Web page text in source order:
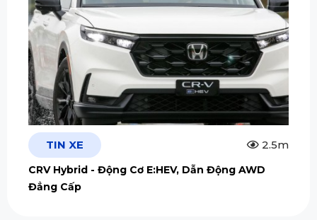
TIN XE 2.5m
CRV Hybrid - Động Cơ E:HEV, Dẫn Động AWD
Đẳng Cấp